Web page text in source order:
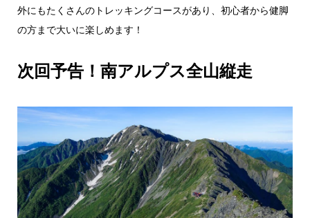
外にもたくさんのトレッキングコースがあり、初心者から健脚
の方まで大いに楽しめます！
次回予告！南アルプス全山縦走